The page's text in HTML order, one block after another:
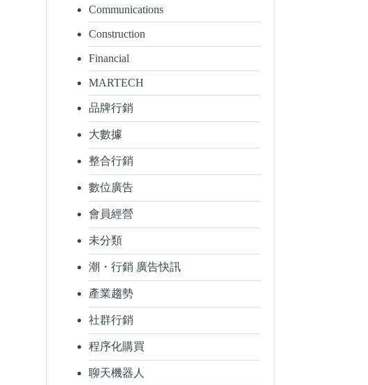
Communications
Construction
Financial
MARTECH
品牌行銷
大數據
整合行銷
數位廣告
會員經營
未分類
潮・行銷 廣告快訊
產業趨勢
社群行銷
程序化購買
聊天機器人